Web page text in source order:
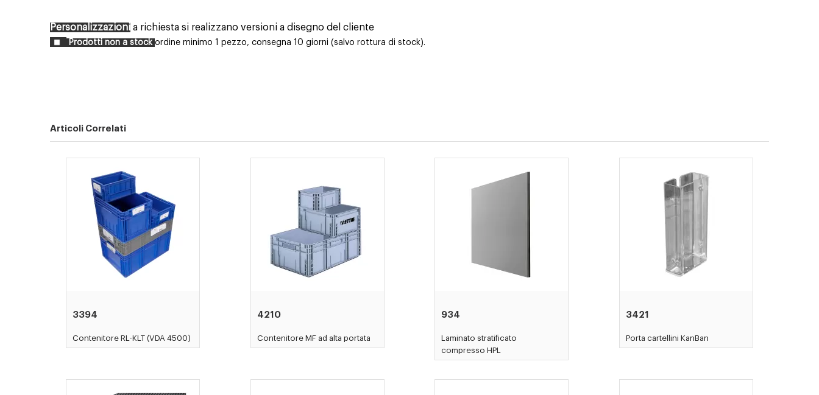
Personalizzazioni a richiesta si realizzano versioni a disegno del cliente
Prodotti non a stockordine minimo 1 pezzo, consegna 10 giorni (salvo rottura di stock).
Articoli Correlati
3394
Contenitore RL-KLT (VDA 4500)
4210
Contenitore MF ad alta portata
934
Laminato stratificato
compresso HPL
3421
Porta cartellini KanBan